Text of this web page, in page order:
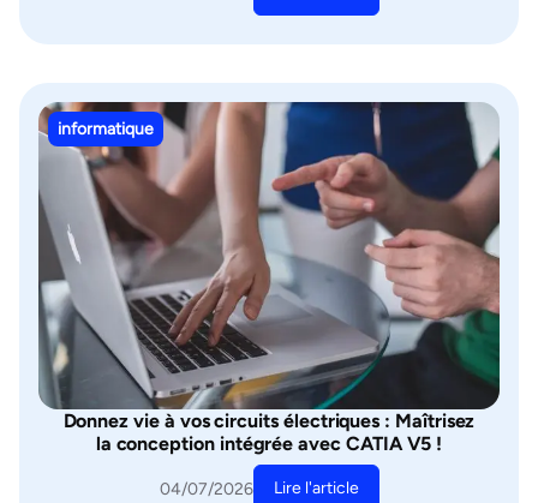
informatique
Donnez vie à vos circuits électriques : Maîtrisez
la conception intégrée avec CATIA V5 !
04/07/2026 Lire l'article